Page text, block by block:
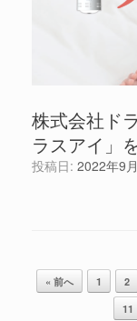
株式会社ド
ラスアイ」
投稿日: 2022年9
投稿ナビゲーション
« 前へ 1 2
11